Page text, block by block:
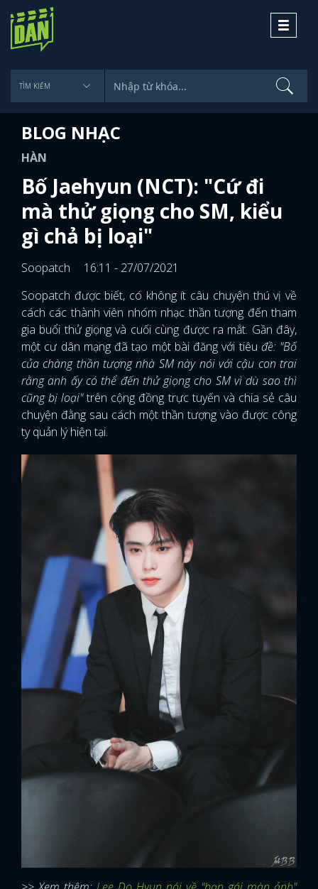
Toggle
BLOG NHẠC
HÀN
Bố Jaehyun (NCT): "Cứ đi
mà thử giọng cho SM, kiểu
gì chả bị loại"
Soopatch
16:11 - 27/07/2021
Soopatch được biết, có không ít câu chuyện thú vị về
cách các thành viên nhóm nhạc thần tượng đến tham
gia buổi thử giọng và cuối cùng được ra mắt. Gần đây,
một cư dân mạng đã tạo một bài đăng với tiêu đề: "Bố
của chàng thần tượng nhà SM này nói với cậu con trai
rằng anh ấy có thể đến thử giọng cho SM vì dù sao thì
cũng bị loại"trên cộng đồng trực tuyến và chia sẻ câu
chuyện đằng sau cách một thần tượng vào được công
ty quản lý hiện tại.